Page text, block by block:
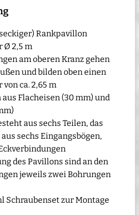
Rankpavillon
Ø 2,5 m
am oberen Kranz gehen
und bilden oben einen
ca. 2,65 m
Flacheisen (30 mm) und
aus sechs Teilen, das
sechs Eingangsbögen,
des Pavillons sind an den
jeweils zwei Bohrungen
Schraubenset zur Montage